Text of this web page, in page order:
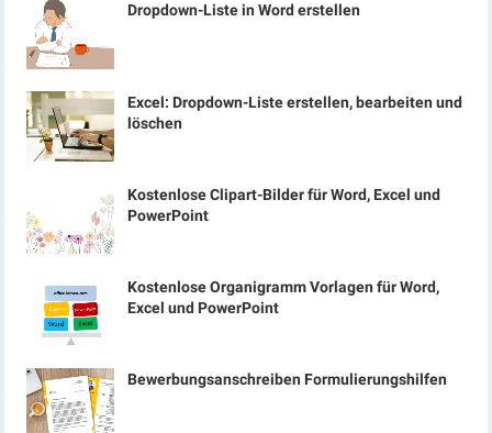
Dropdown-Liste in Word erstellen
Excel: Dropdown-Liste erstellen, bearbeiten und
löschen
Kostenlose Clipart-Bilder für Word, Excel und
PowerPoint
Kostenlose Organigramm Vorlagen für Word,
Excel und PowerPoint
Bewerbungsanschreiben Formulierungshilfen